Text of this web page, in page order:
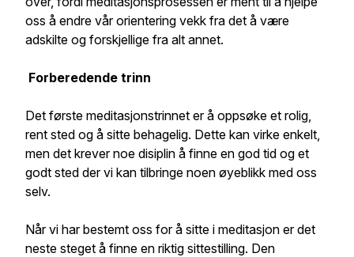
oss å endre vår orientering vekk fra det å være
adskilte og forskjellige fra alt annet.
Forberedende trinn
Det første meditasjonstrinnet er å oppsøke et rolig,
rent sted og å sitte behagelig. Dette kan virke enkelt,
men det krever noe disiplin å finne en god tid og et
godt sted der vi kan tilbringe noen øyeblikk med oss
selv.
Når vi har bestemt oss for å sitte i meditasjon er det
neste steget å finne en riktig sittestilling. Den